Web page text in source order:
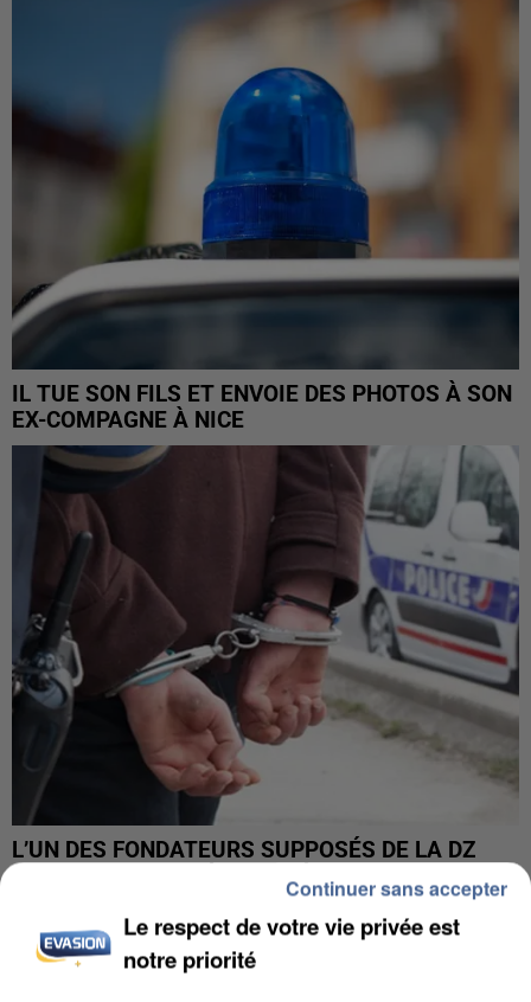
IL TUE SON FILS ET ENVOIE DES PHOTOS À SON
EX-COMPAGNE À NICE
L’UN DES FONDATEURS SUPPOSÉS DE LA DZ
MAFIA INTERPELLÉ EN ALGÉRIE
Le respect de votre vie privée est
notre priorité
Continuer sans accepter